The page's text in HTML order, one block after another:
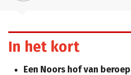
In het kort
Een Noors hof van